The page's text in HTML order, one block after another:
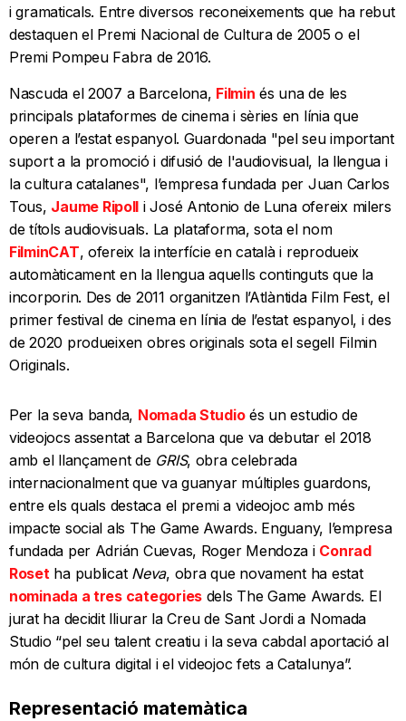
i gramaticals. Entre diversos reconeixements que ha rebut
destaquen el Premi Nacional de Cultura de 2005 o el
Premi Pompeu Fabra de 2016.
Nascuda el 2007 a Barcelona, Filmin és una de les
principals plataformes de cinema i sèries en línia que
operen a l’estat espanyol. Guardonada "pel seu important
suport a la promoció i difusió de l'audiovisual, la llengua i
la cultura catalanes", l’empresa fundada per Juan Carlos
Tous, Jaume Ripoll i José Antonio de Luna ofereix milers
de títols audiovisuals. La plataforma, sota el nom
FilminCAT, ofereix la interfície en català i reprodueix
automàticament en la llengua aquells continguts que la
incorporin. Des de 2011 organitzen l’Atlàntida Film Fest, el
primer festival de cinema en línia de l’estat espanyol, i des
de 2020 produeixen obres originals sota el segell Filmin
Originals.
Per la seva banda, Nomada Studioés un estudio de
videojocs assentat a Barcelona que va debutar el 2018
amb el llançament de GRIS, obra celebrada
internacionalment que va guanyar múltiples guardons,
entre els quals destaca el premi a videojoc amb més
impacte social als The Game Awards. Enguany, l’empresa
fundada per Adrián Cuevas, Roger Mendoza i Conrad
Rosetha publicat Neva, obra que novament ha estat
nominada a tres categoriesdels The Game Awards. El
jurat ha decidit lliurar la Creu de Sant Jordi a Nomada
Studio “pel seu talent creatiu i la seva cabdal aportació al
món de cultura digital i el videojoc fets a Catalunya”.
Representació matemàtica